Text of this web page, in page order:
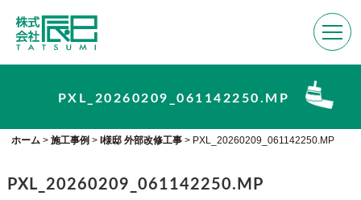
PXL_20260209_061142250.MP
ホーム> 施工事例 > I様邸 外部改修工事> PXL_20260209_061142250.MP
PXL_20260209_061142250.MP